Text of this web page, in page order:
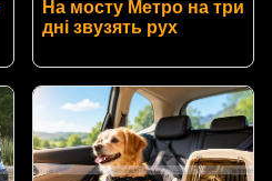
На мосту Метро на три
дні звузять рух